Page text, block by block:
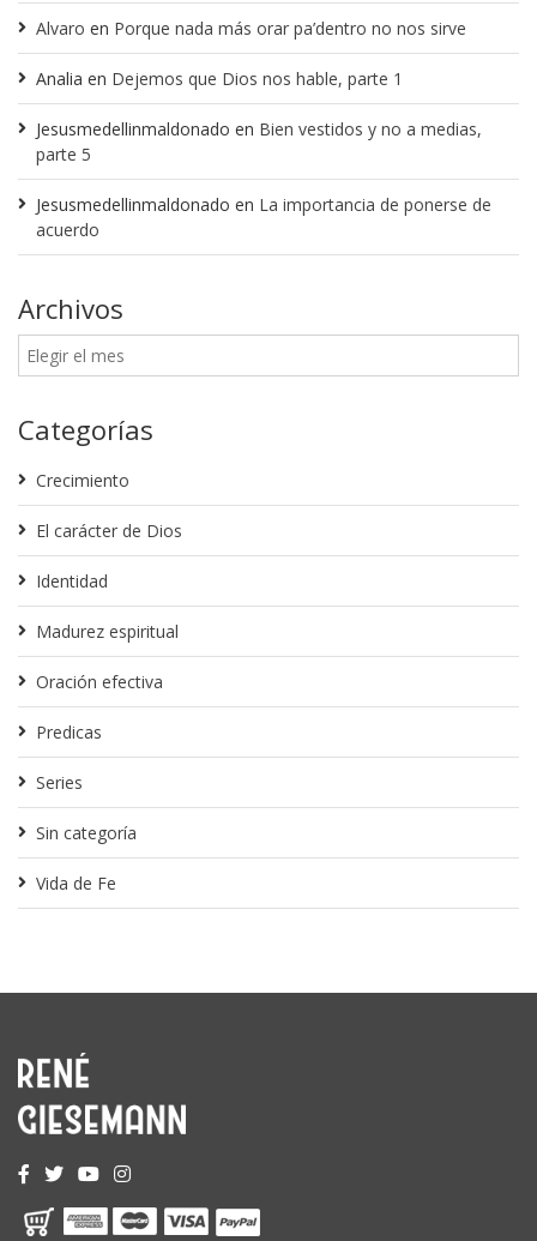
Alvaro en Porque nada más orar pa’dentro no nos sirve
Analia en Dejemos que Dios nos hable, parte 1
Jesusmedellinmaldonado en Bien vestidos y no a medias,
parte 5
Jesusmedellinmaldonado en La importancia de ponerse de
acuerdo
Archivos
Categorías
Crecimiento
El carácter de Dios
Identidad
Madurez espiritual
Oración efectiva
Predicas
Series
Sin categoría
Vida de Fe